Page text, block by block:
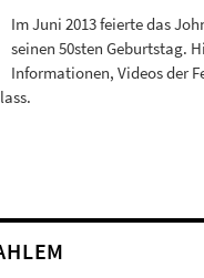
Im Juni 2013 feierte das
seinen 50sten Geburtstag.
Informationen, Videos der